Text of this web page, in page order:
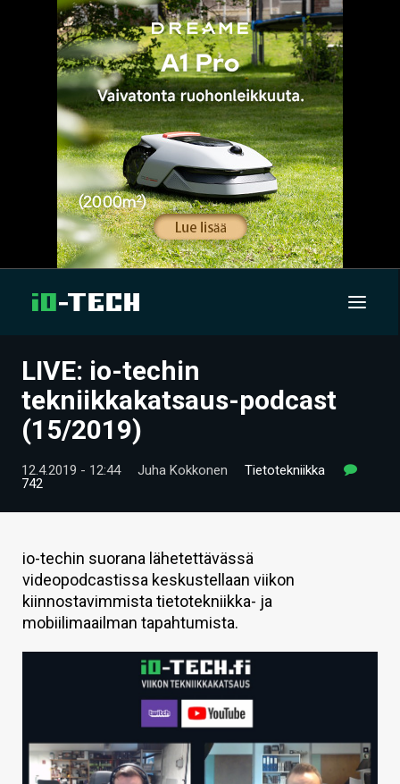
UUTISET
ARTIKKELIT
VIDEOT
HINTA.FI
KAUPPA
VAIHDA TEEMA
HAKU
LIVE: io-techin
tekniikkakatsaus-podcast
(15/2019)
12.4.2019 - 12:44 Juha Kokkonen
Tietotekniikka
742
io-techin suorana lähetettävässä
videopodcastissa keskustellaan viikon
kiinnostavimmista tietotekniikka- ja
mobiilimaailman tapahtumista.